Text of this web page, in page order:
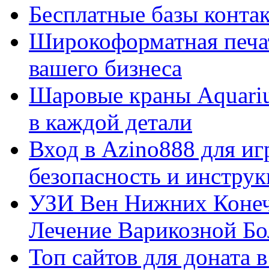
Бесплатные базы
Широкоформатная
вашего бизнеса
Шаровые краны
в каждой детали
Вход в Azino888 для
безопасность и
УЗИ Вен Нижних
Лечение Варикозной
Топ сайтов для